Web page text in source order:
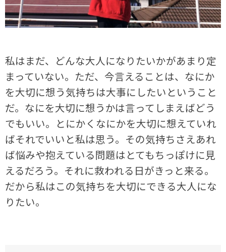
私はまだ、どんな大人になりたいかがあまり定
まっていない。ただ、今言えることは、なにか
を大切に想う気持ちは大事にしたいということ
だ。なにを大切に想うかは言ってしまえばどう
でもいい。とにかくなにかを大切に想えていれ
ばそれでいいと私は思う。その気持ちさえあれ
ば悩みや抱えている問題はとてもちっぽけに見
えるだろう。それに救われる日がきっと来る。
だから私はこの気持ちを大切にできる大人にな
りたい。